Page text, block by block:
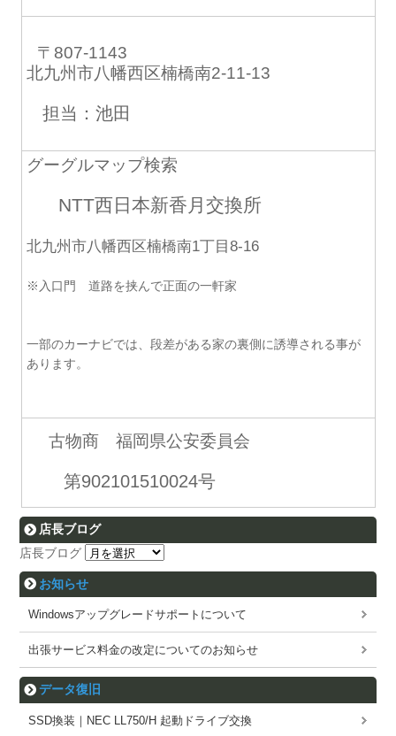
〒807-1143
北九州市八幡西区楠橋南2-11-13
担当：池田
グーグルマップ検索
NTT西日本新香月交換所
北九州市八幡西区楠橋南1丁目8-16
※入口門 道路を挟んで正面の一軒家
一部のカーナビでは、段差がある家の裏側に誘導される事が
あります。
古物商 福岡県公安委員会
第902101510024号
店長ブログ
店長ブログ
お知らせ
Windowsアップグレードサポートについて
出張サービス料金の改定についてのお知らせ
データ復旧
SSD換装｜NEC LL750/H 起動ドライブ交換